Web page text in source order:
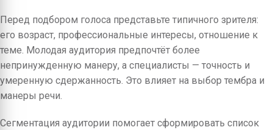
Перед подбором голоса представьте типичного зрителя:
его возраст, профессиональные интересы, отношение к
теме. Молодая аудитория предпочтёт более
непринужденную манеру, а специалисты — точность и
умеренную сдержанность. Это влияет на выбор тембра и
манеры речи.
Сегментация аудитории помогает сформировать список